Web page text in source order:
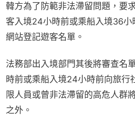
韓方為了防範非法滯留問題，要
客入境24小時前或乘船入境36小
網站登記遊客名單。
法務部出入境部門其後將審查名
時前或乘船入境24小時前向旅行
限人員或曾非法滯留的高危人群
之外。